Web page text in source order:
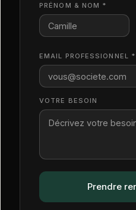
PRÉNOM & NOM *
EMAIL PROFESSIONNEL *
VOTRE BESOIN